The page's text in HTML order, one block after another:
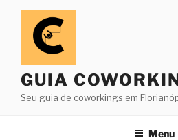
Pular
conteúdo
GUIA
Seu guia de coworkings em
Menu